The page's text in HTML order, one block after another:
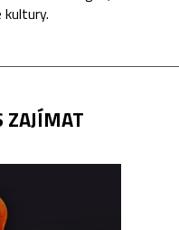
kultury.
ZAJÍMAT